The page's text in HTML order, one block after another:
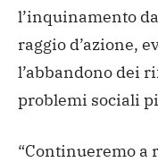
l’inquinamento
raggio d’azione,
l’abbandono dei
problemi sociali
“Continueremo a